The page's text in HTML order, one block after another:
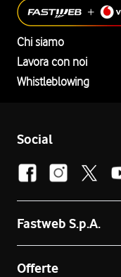
Chi siamo
Lavora con noi
Whistleblowing
Social
Fastweb S.p.A.
Offerte